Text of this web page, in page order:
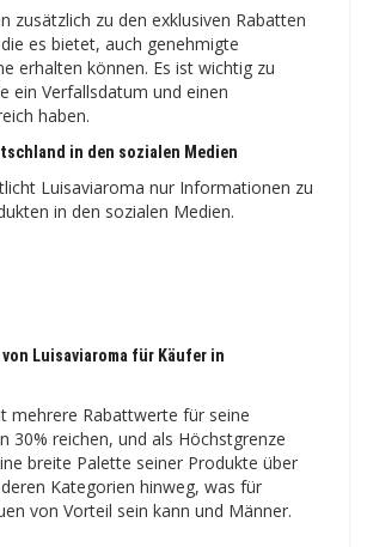
zusätzlich zu den exklusiven Rabatten
es bietet, auch genehmigte
erhalten können. Es ist wichtig zu
ein Verfallsdatum und einen
haben.
in den sozialen Medien
Luisaviaroma nur Informationen zu
in den sozialen Medien.
von Luisaviaroma für Käufer in
mehrere Rabattwerte für seine
30% reichen, und als Höchstgrenze
breite Palette seiner Produkte über
Kategorien hinweg, was für
von Vorteil sein kann und Männer.